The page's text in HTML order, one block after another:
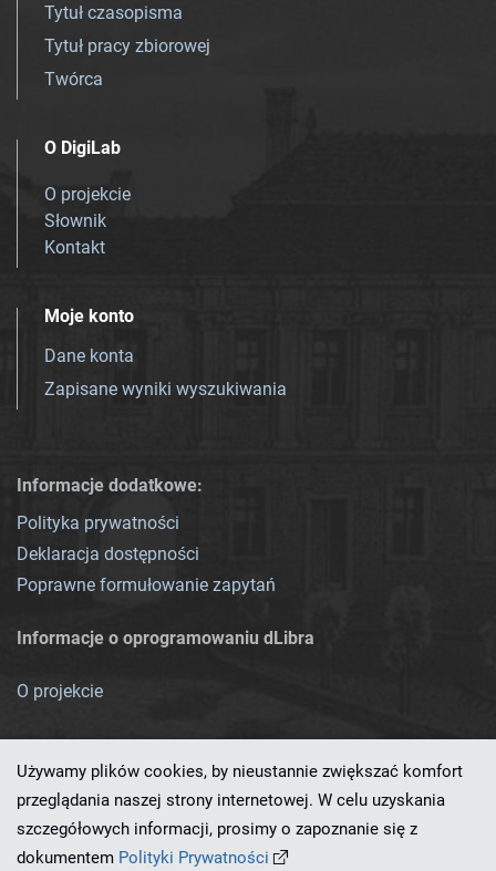
Tytuł czasopisma
Tytuł pracy zbiorowej
Twórca
O DigiLab
O projekcie
Słownik
Kontakt
Moje konto
Dane konta
Zapisane wyniki wyszukiwania
Informacje dodatkowe:
Polityka prywatności
Deklaracja dostępności
Poprawne formułowanie zapytań
Informacje o oprogramowaniu dLibra
O projekcie
Ten serwis działa dzięki oprogramowaniu
Używamy plików cookies, by nieustannie zwiększać komfort
przeglądania naszej strony internetowej. W celu uzyskania
szczegółowych informacji, prosimy o zapoznanie się z
dokumentem Polityki Prywatności